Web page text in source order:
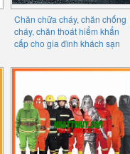
Chăn chữa cháy, chăn chống
cháy, chăn thoát hiểm khẩn
cấp cho gia đình khách sạn